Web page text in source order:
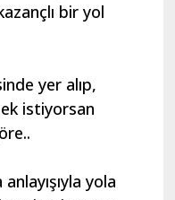
bir yol
yer alıp,
istiyorsan
yola